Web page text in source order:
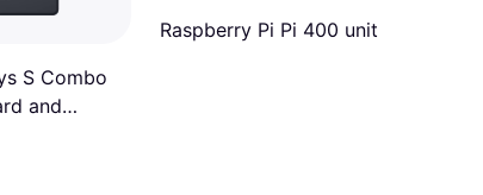
S Combo
and
Raspberry Pi Pi 400 unit